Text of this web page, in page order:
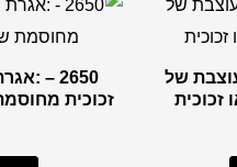
של
זכוכית
2650 –
זכוכית